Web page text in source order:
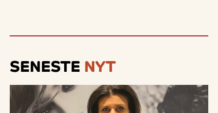
SENESTE NYT